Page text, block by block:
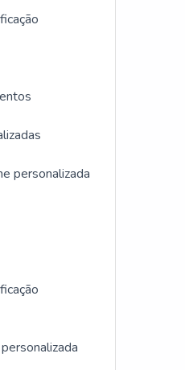
personalizada